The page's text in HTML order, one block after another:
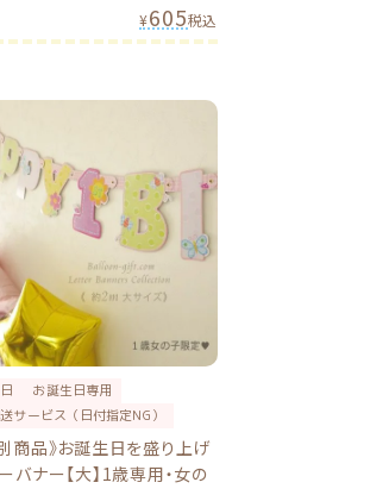
¥605税込
お誕生日専用
サービス（日付指定NG）
商品》お誕生日を盛り上げ
バナー【大】1歳専用・女の